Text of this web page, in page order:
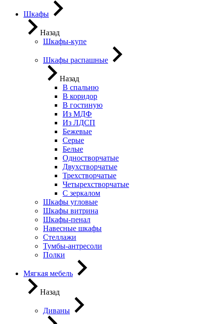
Шкафы
Назад
Шкафы-купе
Шкафы распашные
Назад
В спальню
В коридор
В гостиную
Из МДФ
Из ЛДСП
Бежевые
Серые
Белые
Одностворчатые
Двухстворчатые
Трехстворчатые
Четырехстворчатые
С зеркалом
Шкафы угловые
Шкафы витрина
Шкафы-пенал
Навесные шкафы
Стеллажи
Тумбы-антресоли
Полки
Мягкая мебель
Назад
Диваны